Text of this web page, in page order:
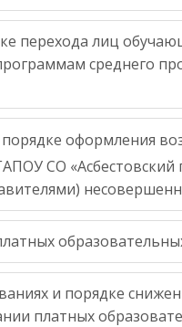
перехода лиц
среднего
оформления
СО
и порядке
платных